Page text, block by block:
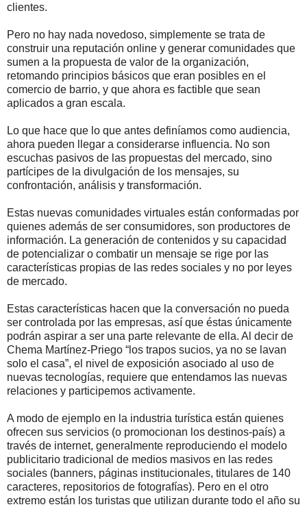
clientes.
Pero no hay nada novedoso, simplemente se trata de
construir una reputación online y generar comunidades que
sumen a la propuesta de valor de la organización,
retomando principios básicos que eran posibles en el
comercio de barrio, y que ahora es factible que sean
aplicados a gran escala.
Lo que hace que lo que antes definíamos como audiencia,
ahora pueden llegar a considerarse influencia. No son
escuchas pasivos de las propuestas del mercado, sino
partícipes de la divulgación de los mensajes, su
confrontación, análisis y transformación.
Estas nuevas comunidades virtuales están conformadas por
quienes además de ser consumidores, son productores de
información. La generación de contenidos y su capacidad
de potencializar o combatir un mensaje se rige por las
características propias de las redes sociales y no por leyes
de mercado.
Estas características hacen que la conversación no pueda
ser controlada por las empresas, así que éstas únicamente
podrán aspirar a ser una parte relevante de ella. Al decir de
Chema Martínez-Priego “los trapos sucios, ya no se lavan
solo el casa”, el nivel de exposición asociado al uso de
nuevas tecnologías, requiere que entendamos las nuevas
relaciones y participemos activamente.
A modo de ejemplo en la industria turística están quienes
ofrecen sus servicios (o promocionan los destinos-país) a
través de internet, generalmente reproduciendo el modelo
publicitario tradicional de medios masivos en las redes
sociales (banners, páginas institucionales, titulares de 140
caracteres, repositorios de fotografías). Pero en el otro
extremo están los turistas que utilizan durante todo el año su